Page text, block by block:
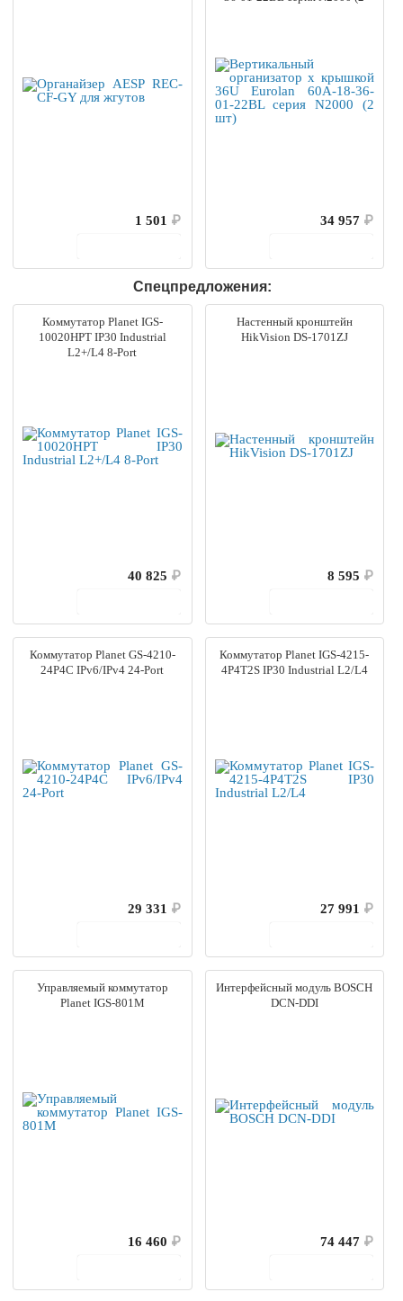
1 501 ₽
34 957 ₽
Спецпредложения:
Коммутатор Planet IGS-
10020HPT IP30 Industrial
L2+/L4 8-Port
40 825 ₽
Настенный кронштейн
HikVision DS-1701ZJ
8 595 ₽
Коммутатор Planet GS-4210-
24P4C IPv6/IPv4 24-Port
29 331 ₽
Коммутатор Planet IGS-4215-
4P4T2S IP30 Industrial L2/L4
27 991 ₽
Управляемый коммутатор
Planet IGS-801M
16 460 ₽
Интерфейсный модуль BOSCH
DCN-DDI
74 447 ₽